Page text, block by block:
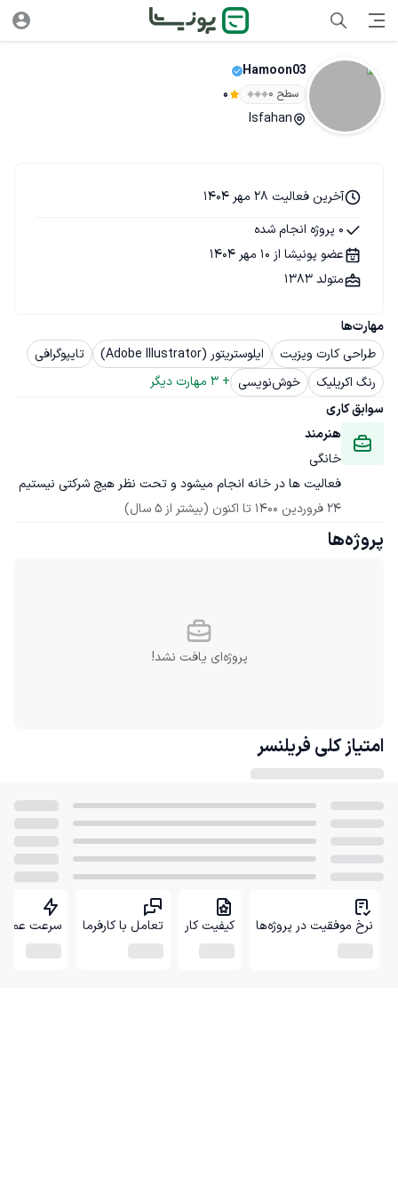
Hamoon03
سطح ۰ 0
Isfahan
مهارت‌ها
طراحی کارت ویزیت
ایلوستریتور (Adobe Illustrator)
تایپوگرافی
رنگ اکریلیک
خوش‌نویسی +
3 مهارت دیگر
سوابق کاری
هنرمند
خانگی
فعالیت ها در خانه انجام میشود و تحت نظر هیچ شرکتی نیستیم
24 فروردین 1400
تا اکنون (بیشتر از 5 سال)
آخرین فعالیت 28 مهر 1404
0 پروژه انجام شده
عضو پونیشا از 10 مهر 1404
متولد 1383
پروژه‌ها
پروژه‌ای یافت نشد!
امتیاز کلی فریلنسر
نرخ موفقیت در پروژه‌ها کیفیت کار تعامل با کارفرما سرعت عمل